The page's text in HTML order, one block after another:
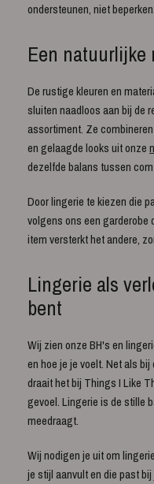
ondersteunen, niet beperken.
Een natuurlijke
De rustige kleuren en
sluiten naadloos aan bij de
assortiment. Ze
en gelaagde looks uit onze
dezelfde balans tussen
Door lingerie te kiezen die
volgens ons een garderobe
item versterkt het andere,
Lingerie als
bent
Wij zien onze BH's en
en hoe je je voelt. Net als
draait het bij Things I Like
gevoel. Lingerie is de stille
meedraagt.
Wij nodigen je uit om
je stijl aanvult en die past